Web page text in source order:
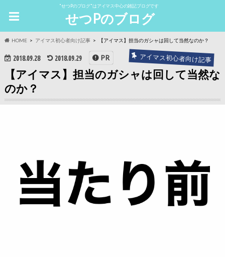
"せつPのブログ"はアイマス中心の雑記ブログです
せつPのブログ
HOME アイマス初心者向け記事 【アイマス】担当のガシャは回して当然なのか？
2018.09.28 2018.09.29 アイマス初心者向け記事
PR
【アイマス】担当のガシャは回して当然な
のか？